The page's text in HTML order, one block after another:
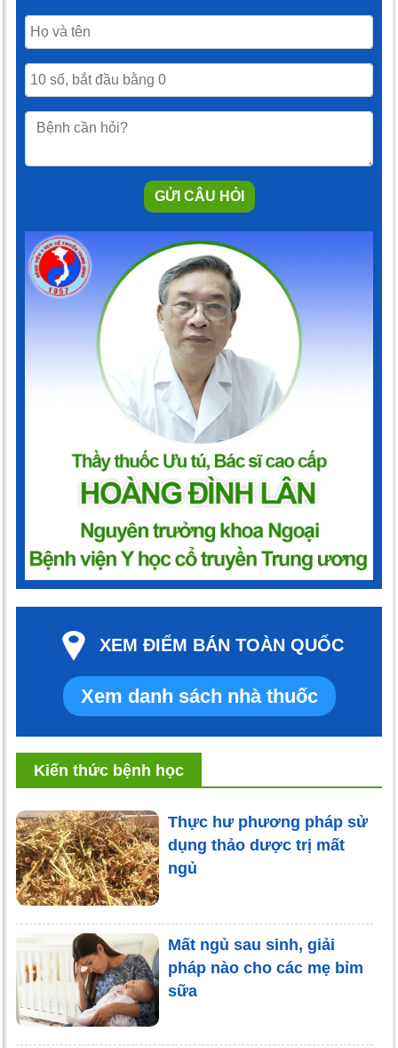
GỬI CÂU HỎI
XEM ĐIỂM BÁN TOÀN QUỐC
Xem danh sách nhà thuốc
Kiến thức bệnh học
Thực hư phương pháp sử
dụng thảo dược trị mất
ngủ
Mất ngủ sau sinh, giải
pháp nào cho các mẹ bỉm
sữa